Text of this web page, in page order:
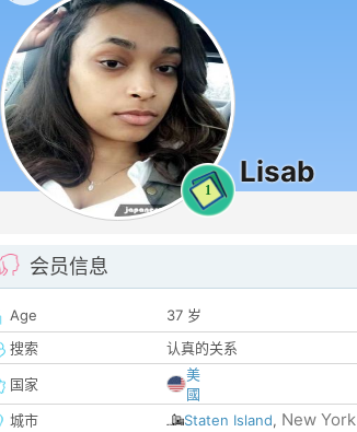
1
Lisab
会员信息
Age
37 岁
搜索
认真的关系
国家
美
國
城市
Staten Island, New York